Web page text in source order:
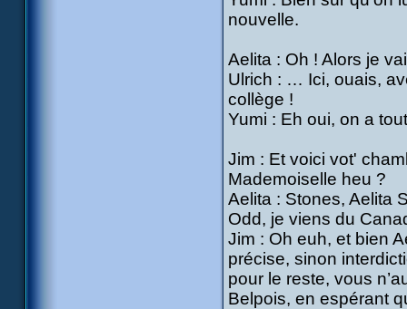
nouvelle.
Aelita : Oh ! Alors je
Ulrich : … Ici, ouais,
collège !
Yumi : Eh oui, on a
Jim : Et voici vot'
Mademoiselle heu ?
Aelita : Stones, Aelita
Odd, je viens du
Jim : Oh euh, et bien
précise, sinon
pour le reste, vous
Belpois, en espérant